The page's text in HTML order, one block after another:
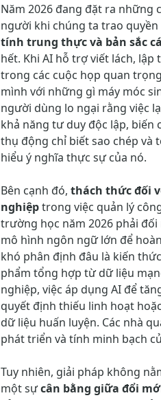
Năm 2026 đang đặt ra những
người khi chúng ta trao
tính trung thực và bản sắc
hết. Khi AI hỗ trợ viết lách,
trong các cuộc họp quan
mình với những gì máy móc
người dùng lo ngại rằng việc
khả năng tư duy độc lập, biến
thụ động chỉ biết sao chép và
hiểu ý nghĩa thực sự của nó.
Bên cạnh đó, thách thức đối
nghiệptrong việc quản lý
trường học năm 2026 phải
mô hình ngôn ngữ lớn để
khó phân định đâu là kiến
phẩm tổng hợp từ dữ liệu
nghiệp, việc áp dụng AI để
quyết định thiếu linh hoạt
dữ liệu huấn luyện. Các nhà
phát triển và tính minh bạch
Tuy nhiên, giải pháp không
một sựcân bằng giữa đổi